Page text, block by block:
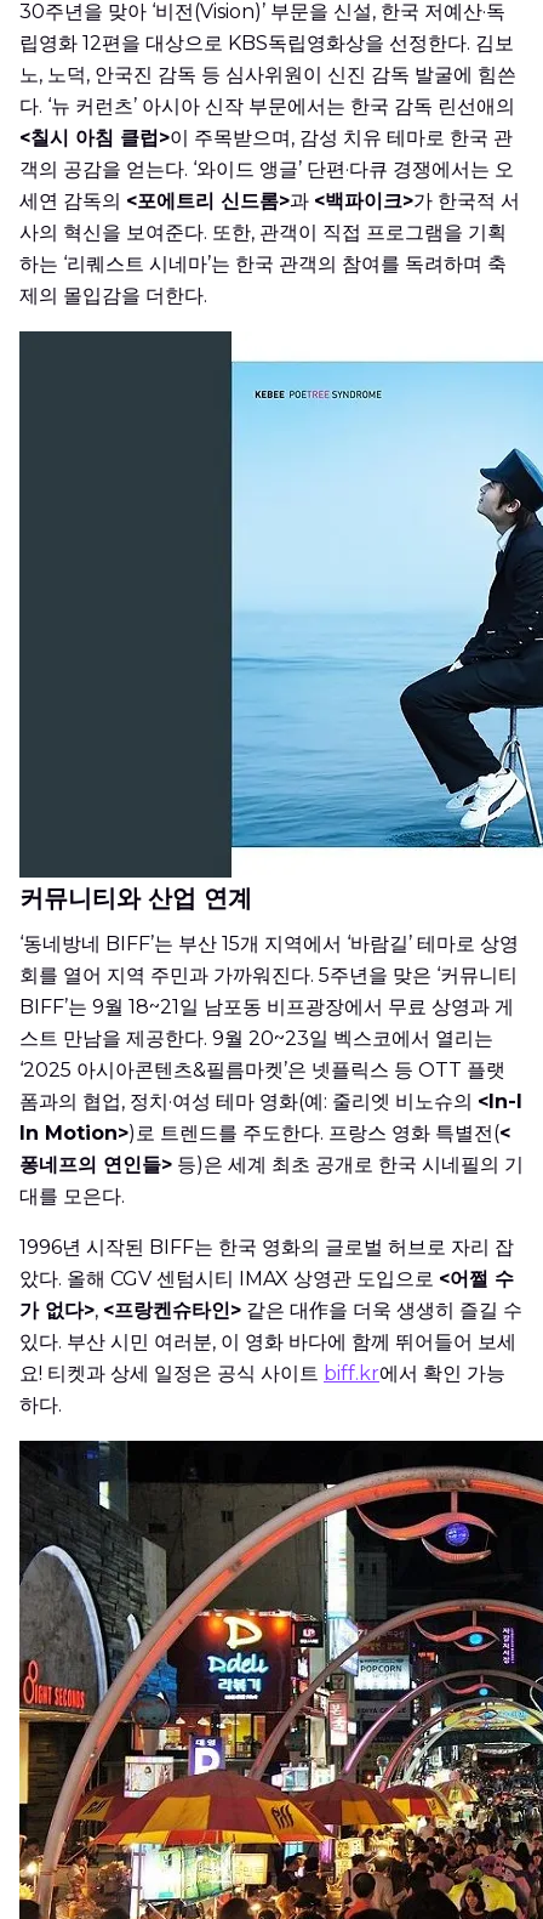
30주년을 맞아 ‘비전(Vision)’ 부문을 신설, 한국 저예산·독
립영화 12편을 대상으로 KBS독립영화상을 선정한다. 김보
노, 노덕, 안국진 감독 등 심사위원이 신진 감독 발굴에 힘쓴
다. ‘뉴 커런츠’ 아시아 신작 부문에서는 한국 감독 린선애의
<칠시 아침 클럽>이 주목받으며, 감성 치유 테마로 한국 관
객의 공감을 얻는다. ‘와이드 앵글’ 단편·다큐 경쟁에서는 오
세연 감독의 <포에트리 신드롬>과 <백파이크>가 한국적 서
사의 혁신을 보여준다. 또한, 관객이 직접 프로그램을 기획
하는 ‘리퀘스트 시네마’는 한국 관객의 참여를 독려하며 축
제의 몰입감을 더한다.
커뮤니티와 산업 연계
‘동네방네 BIFF’는 부산 15개 지역에서 ‘바람길’ 테마로 상영
회를 열어 지역 주민과 가까워진다. 5주년을 맞은 ‘커뮤니티
BIFF’는 9월 18~21일 남포동 비프광장에서 무료 상영과 게
스트 만남을 제공한다. 9월 20~23일 벡스코에서 열리는
‘2025 아시아콘텐츠&필름마켓’은 넷플릭스 등 OTT 플랫
폼과의 협업, 정치·여성 테마 영화(예: 줄리엣 비노슈의 <In-I
In Motion>)로 트렌드를 주도한다. 프랑스 영화 특별전(<
퐁네프의 연인들> 등)은 세계 최초 공개로 한국 시네필의 기
대를 모은다.
1996년 시작된 BIFF는 한국 영화의 글로벌 허브로 자리 잡
았다. 올해 CGV 센텀시티 IMAX 상영관 도입으로 <어쩔 수
가 없다>, <프랑켄슈타인> 같은 대作을 더욱 생생히 즐길 수
있다. 부산 시민 여러분, 이 영화 바다에 함께 뛰어들어 보세
요! 티켓과 상세 일정은 공식 사이트 biff.kr에서 확인 가능
하다.